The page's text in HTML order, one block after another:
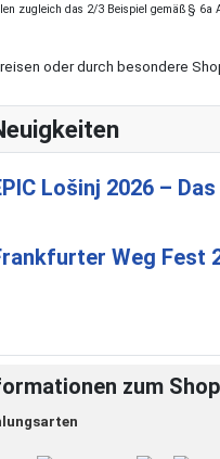
zugleich das 2/3 Beispiel gemäß § 6a
oder durch besondere
Lošinj 2026 –
Weg Fest
zum Shop